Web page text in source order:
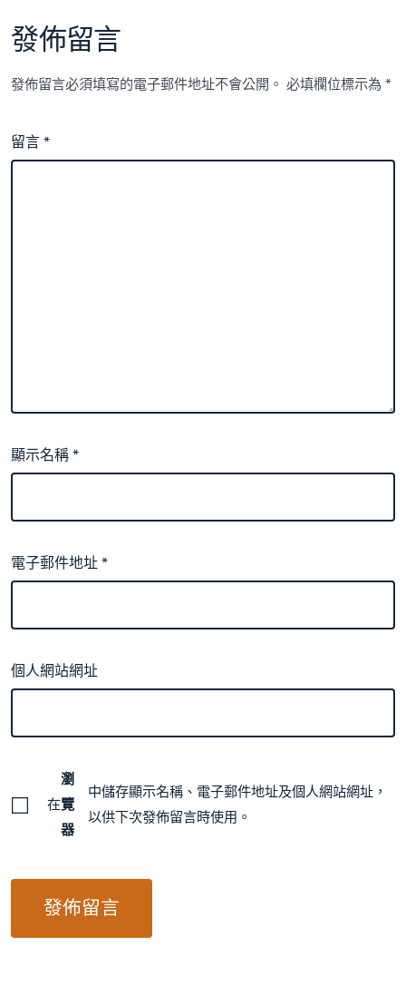
發佈留言
發佈留言必須填寫的電子郵件地址不會公開。 必填欄位標示為*
留言*
顯示名稱*
電子郵件地址*
個人網站網址
在
瀏
覽
器
中儲存顯示名稱、電子郵件地址及個人網站網址，
以供下次發佈留言時使用。